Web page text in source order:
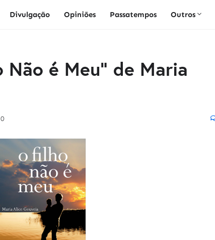
Divulgação Opiniões Passatempos Outros
é Meu" de Maria